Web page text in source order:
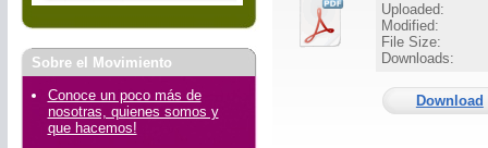
Uploaded:
Modified:
File Size:
Downloads:
Download
Sobre el Movimiento
Conoce un poco más de
nosotras, quienes somos y
que hacemos!